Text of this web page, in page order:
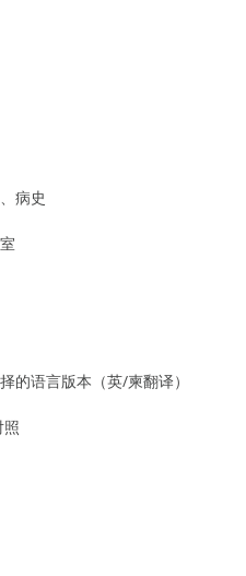
病史
的语言版本（英/柬翻译）